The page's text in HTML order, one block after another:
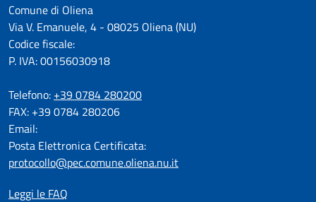
Comune di Oliena
Via V. Emanuele, 4 - 08025 Oliena (NU)
Codice fiscale:
P. IVA: 00156030918
Telefono: +39 0784 280200
FAX: +39 0784 280206
Email:
Posta Elettronica Certificata:
protocollo@pec.comune.oliena.nu.it
Leggi le FAQ